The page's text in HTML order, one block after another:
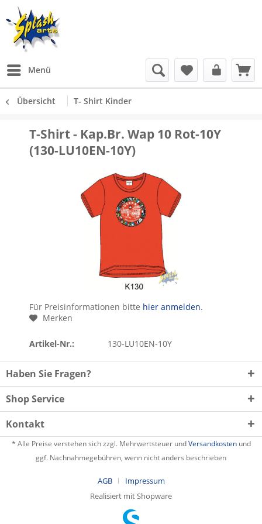
Menü
Übersicht T- Shirt Kinder
T-Shirt - Kap.Br. Wap 10 Rot-10Y
(130-LU10EN-10Y)
Für Preisinformationen bitte hier anmelden.
Merken
Artikel-Nr.: 130-LU10EN-10Y
Haben Sie Fragen?
Shop Service
Kontakt
* Alle Preise verstehen sich zzgl. Mehrwertsteuer undVersandkostenund
ggf. Nachnahmegebühren, wenn nicht anders beschrieben
AGB
Impressum
Realisiert mit Shopware